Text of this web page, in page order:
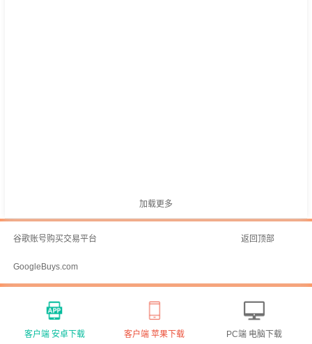
加载更多
谷歌账号购买交易平台
GoogleBuys.com
返回顶部
客户端 安卓下载 客户端 苹果下载 PC端 电脑下载